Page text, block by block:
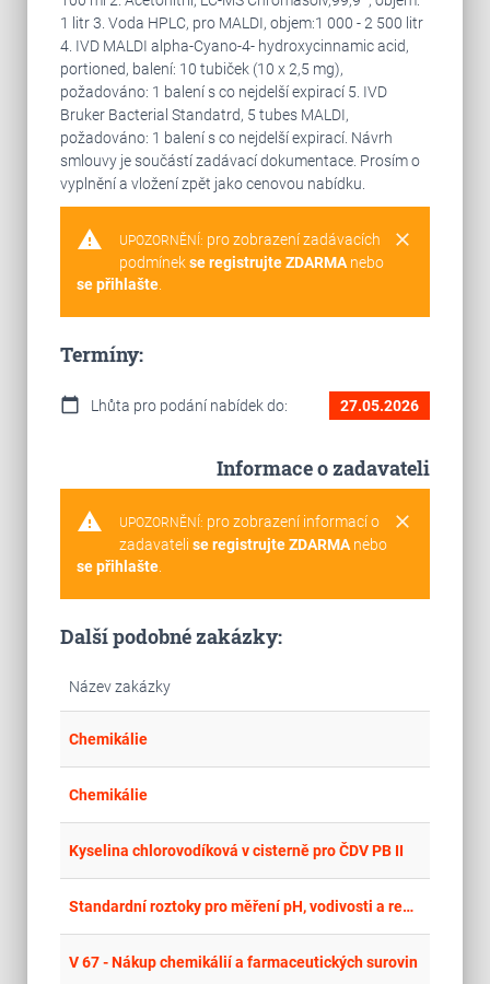
1 litr 3. Voda HPLC, pro MALDI, objem:1 000 - 2 500 litr
4. IVD MALDI alpha-Cyano-4- hydroxycinnamic acid,
portioned, balení: 10 tubiček (10 x 2,5 mg),
požadováno: 1 balení s co nejdelší expirací 5. IVD
Bruker Bacterial Standatrd, 5 tubes MALDI,
požadováno: 1 balení s co nejdelší expirací. Návrh
smlouvy je součástí zadávací dokumentace. Prosím o
vyplnění a vložení zpět jako cenovou nabídku.
warning clear
UPOZORNĚNÍ: pro zobrazení zadávacích
podmínekse registrujte ZDARMAnebo
se přihlašte.
Termíny:
calendar_today Lhůta pro podání nabídek do: 27.05.2026
Informace o zadavateli
warning clear
UPOZORNĚNÍ: pro zobrazení informací o
zadavateli se registrujte ZDARMAnebo
se přihlašte.
Další podobné zakázky:
Název zakázky
Chemikálie
Chemikálie
Kyselina chlorovodíková v cisterně pro ČDV PB II
Standardní roztoky pro měření pH, vodivosti a redox potenciálu
V 67 - Nákup chemikálií a farmaceutických surovin